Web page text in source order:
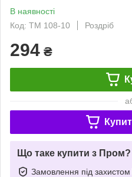
В наявності
Код: ТМ 108-10
Роздріб
294 ₴
Що таке купити з Пром?
Замовлення під захистом